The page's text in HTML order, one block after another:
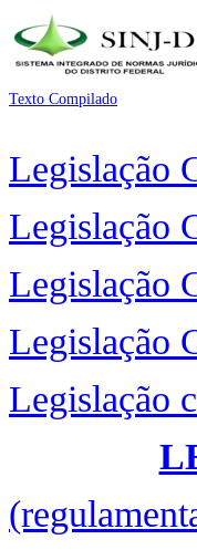
Texto Compilado
Legislação
Legislação
Legislação
Legislação
Legislação